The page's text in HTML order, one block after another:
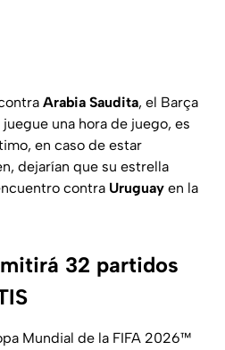
Arabia Saudita, el Barça
una hora de juego, es
en caso de estar
dejarían que su estrella
contra Uruguay en la
32 partidos
Mundial de la FIFA 2026™